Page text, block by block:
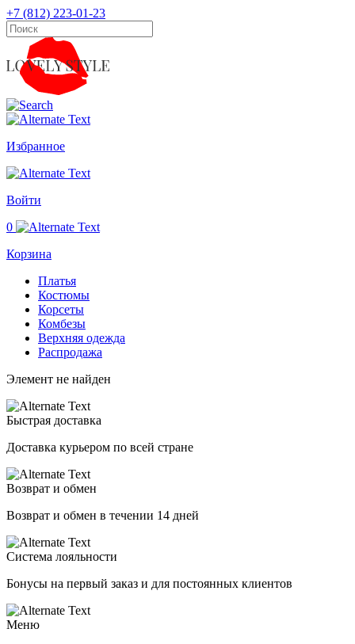
+7 (812) 223-01-23
Избранное
Войти
0
Корзина
Платья
Костюмы
Корсеты
Комбезы
Верхняя одежда
Распродажа
Элемент не найден
Быстрая доставка
Доставка курьером по всей стране
Возврат и обмен
Возврат и обмен в течении 14 дней
Система лояльности
Бонусы на первый заказ и для постоянных клиентов
Меню